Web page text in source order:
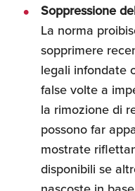
Soppressione
La norma
sopprimere
legali infondate
false volte a
la rimozione di
possono far
mostrate
disponibili se